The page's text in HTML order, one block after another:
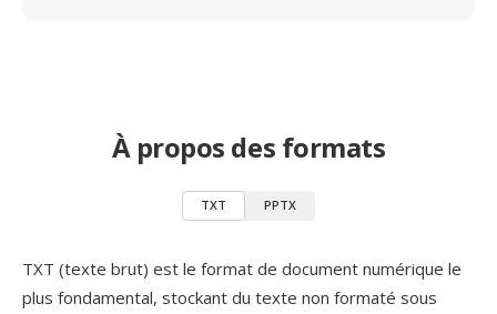
À propos des formats
TXT PPTX
TXT (texte brut) est le format de document numérique le
plus fondamental, stockant du texte non formaté sous